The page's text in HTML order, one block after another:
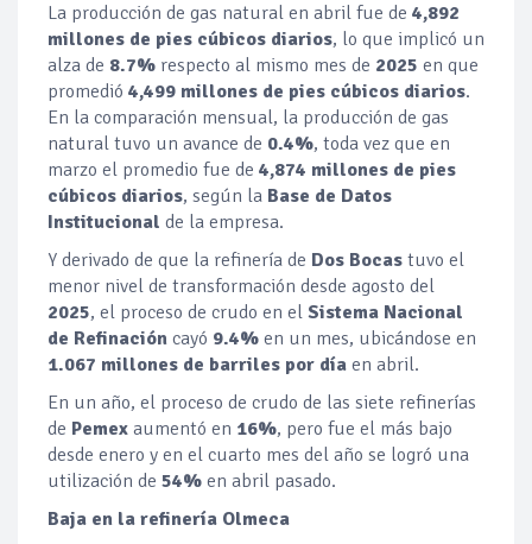
La producción de gas natural en abril fue de 4,892
millones de pies cúbicos diarios, lo que implicó un
alza de 8.7% respecto al mismo mes de 2025 en que
promedió 4,499 millones de pies cúbicos diarios.
En la comparación mensual, la producción de gas
natural tuvo un avance de 0.4%, toda vez que en
marzo el promedio fue de 4,874 millones de pies
cúbicos diarios, según la Base de Datos
Institucional de la empresa.
Y derivado de que la refinería de Dos Bocas tuvo el
menor nivel de transformación desde agosto del
2025, el proceso de crudo en el Sistema Nacional
de Refinación cayó 9.4% en un mes, ubicándose en
1.067 millones de barriles por día en abril.
En un año, el proceso de crudo de las siete refinerías
de Pemex aumentó en 16%, pero fue el más bajo
desde enero y en el cuarto mes del año se logró una
utilización de 54% en abril pasado.
Baja en la refinería Olmeca